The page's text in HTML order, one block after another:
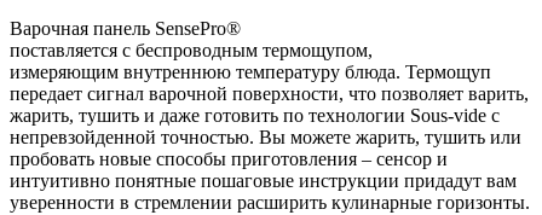
Варочная панель SensePro®
поставляется с беспроводным термощупом,
измеряющим внутреннюю температуру блюда. Термощуп
передает сигнал варочной поверхности, что позволяет варить,
жарить, тушить и даже готовить по технологии Sous-vide с
непревзойденной точностью. Вы можете жарить, тушить или
пробовать новые способы приготовления – сенсор и
интуитивно понятные пошаговые инструкции придадут вам
уверенности в стремлении расширить кулинарные горизонты.